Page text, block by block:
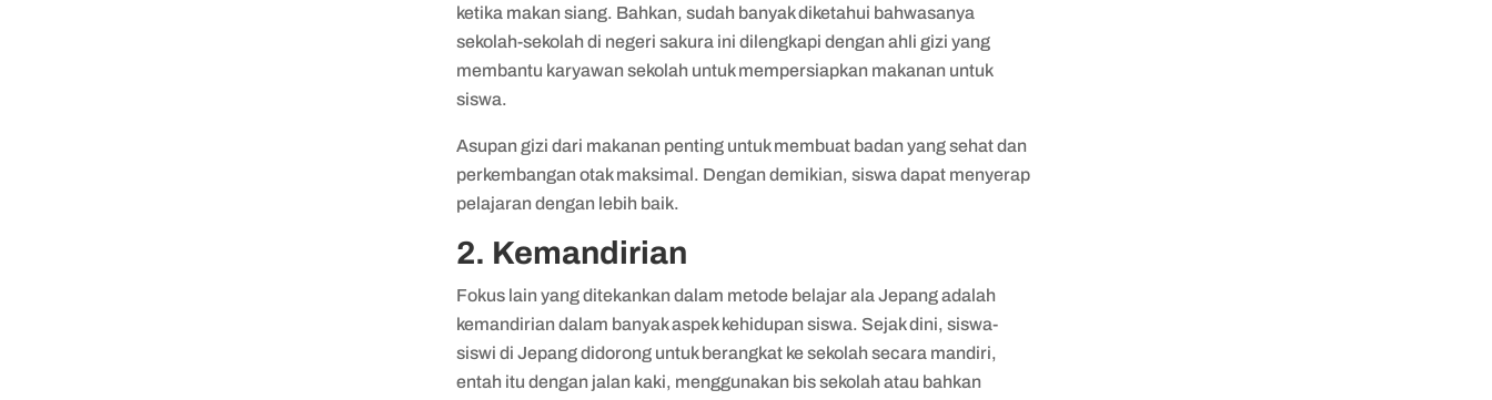
ketika makan siang. Bahkan, sudah banyak diketahui bahwasanya
sekolah-sekolah di negeri sakura ini dilengkapi dengan ahli gizi yang
membantu karyawan sekolah untuk mempersiapkan makanan untuk
siswa.
Asupan gizi dari makanan penting untuk membuat badan yang sehat dan
perkembangan otak maksimal. Dengan demikian, siswa dapat menyerap
pelajaran dengan lebih baik.
2. Kemandirian
Fokus lain yang ditekankan dalam metode belajar ala Jepang adalah
kemandirian dalam banyak aspek kehidupan siswa. Sejak dini, siswa-
siswi di Jepang didorong untuk berangkat ke sekolah secara mandiri,
entah itu dengan jalan kaki, menggunakan bis sekolah atau bahkan